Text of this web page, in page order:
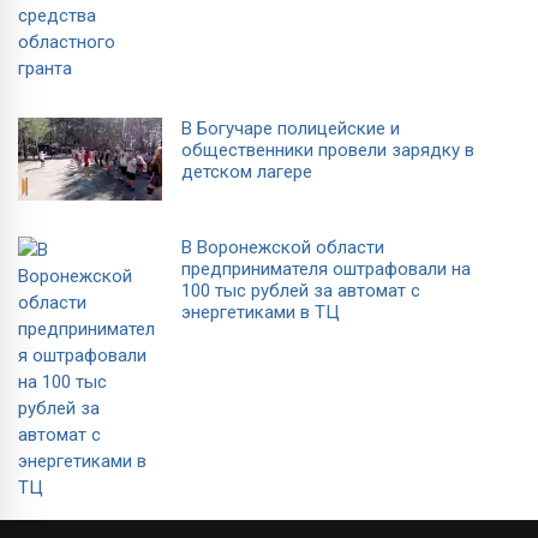
В Богучаре полицейские и
общественники провели зарядку в
детском лагере
В Воронежской области
предпринимателя оштрафовали на
100 тыс рублей за автомат с
энергетиками в ТЦ